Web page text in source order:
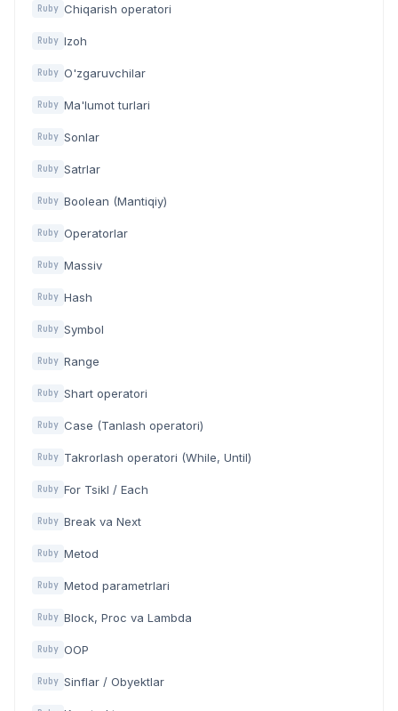
Ruby Chiqarish operatori
Ruby Izoh
Ruby O'zgaruvchilar
Ruby Ma'lumot turlari
Ruby Sonlar
Ruby Satrlar
Ruby Boolean (Mantiqiy)
Ruby Operatorlar
Ruby Massiv
Ruby Hash
Ruby Symbol
Ruby Range
Ruby Shart operatori
Ruby Case (Tanlash operatori)
Ruby Takrorlash operatori (While, Until)
Ruby For Tsikl / Each
Ruby Break va Next
Ruby Metod
Ruby Metod parametrlari
Ruby Block, Proc va Lambda
Ruby OOP
Ruby Sinflar / Obyektlar